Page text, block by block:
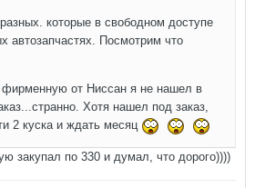
которые в свободном доступе
автозапчастях. Посмотрим что
фирменную от Ниссан я не нашел в
Хотя нашел под заказ,
2 куска и ждать месяц
закупал по 330 и думал, что дорого))))